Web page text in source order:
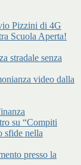
Pizzini di 4G
Scuola Aperta!
stradale senza
video dalla
su “Compiti
sfide nella
presso la